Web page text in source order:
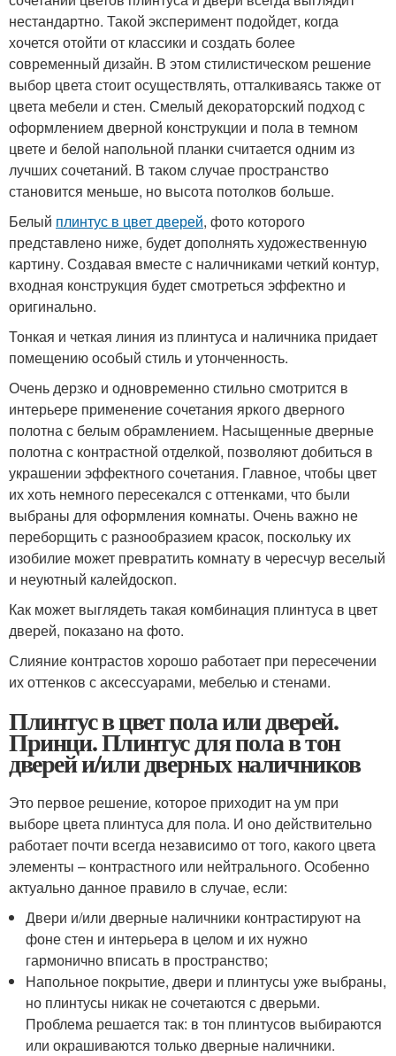
нестандартно. Такой эксперимент подойдет, когда
хочется отойти от классики и создать более
современный дизайн. В этом стилистическом решение
выбор цвета стоит осуществлять, отталкиваясь также от
цвета мебели и стен. Смелый декораторский подход с
оформлением дверной конструкции и пола в темном
цвете и белой напольной планки считается одним из
лучших сочетаний. В таком случае пространство
становится меньше, но высота потолков больше.
Белый плинтус в цвет дверей, фото которого
представлено ниже, будет дополнять художественную
картину. Создавая вместе с наличниками четкий контур,
входная конструкция будет смотреться эффектно и
оригинально.
Тонкая и четкая линия из плинтуса и наличника придает
помещению особый стиль и утонченность.
Очень дерзко и одновременно стильно смотрится в
интерьере применение сочетания яркого дверного
полотна с белым обрамлением. Насыщенные дверные
полотна с контрастной отделкой, позволяют добиться в
украшении эффектного сочетания. Главное, чтобы цвет
их хоть немного пересекался с оттенками, что были
выбраны для оформления комнаты. Очень важно не
переборщить с разнообразием красок, поскольку их
изобилие может превратить комнату в чересчур веселый
и неуютный калейдоскоп.
Как может выглядеть такая комбинация плинтуса в цвет
дверей, показано на фото.
Слияние контрастов хорошо работает при пересечении
их оттенков с аксессуарами, мебелью и стенами.
Плинтус в цвет пола или дверей.
Принци. Плинтус для пола в тон
дверей и/или дверных наличников
Это первое решение, которое приходит на ум при
выборе цвета плинтуса для пола. И оно действительно
работает почти всегда независимо от того, какого цвета
элементы – контрастного или нейтрального. Особенно
актуально данное правило в случае, если:
Двери и/или дверные наличники контрастируют на
фоне стен и интерьера в целом и их нужно
гармонично вписать в пространство;
Напольное покрытие, двери и плинтусы уже выбраны,
но плинтусы никак не сочетаются с дверьми.
Проблема решается так: в тон плинтусов выбираются
или окрашиваются только дверные наличники.